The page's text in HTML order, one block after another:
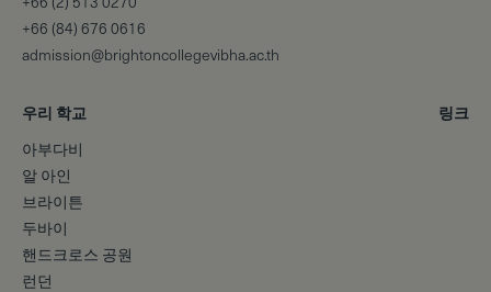
+66 (84) 676 0616
admission@brightoncollegevibha.ac.th
우리 학교
아부다비
알 아인
브라이튼
두바이
핸드크로스 공원
런던
링크